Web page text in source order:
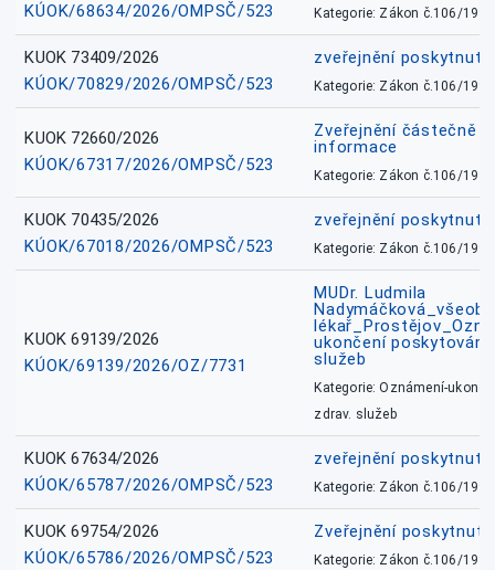
KÚOK/68634/2026/OMPSČ/523
Kategorie: Zákon č.106/1999
KUOK 73409/2026
KÚOK/70829/2026/OMPSČ/523
zveřejnění
Kategorie: Zákon č.106/1999
KUOK 72660/2026
KÚOK/67317/2026/OMPSČ/523
Zveřejnění částečně
informace
Kategorie: Zákon č.106/1999
KUOK 70435/2026
KÚOK/67018/2026/OMPSČ/523
zveřejnění
Kategorie: Zákon č.106/1999
KUOK 69139/2026
KÚOK/69139/2026/OZ/7731
MUDr. Ludmila
ukončení
služeb
Kategorie: Oznámení-
zdrav. služeb
KUOK 67634/2026
KÚOK/65787/2026/OMPSČ/523
zveřejnění
Kategorie: Zákon č.106/1999
KUOK 69754/2026
KÚOK/65786/2026/OMPSČ/523
Zveřejnění
Kategorie: Zákon č.106/1999